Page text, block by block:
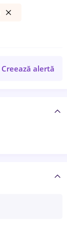
Creează alertă